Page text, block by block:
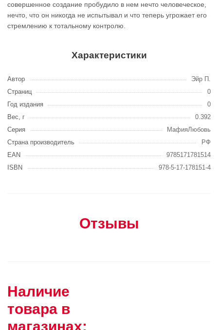
совершенное создание пробудило в нем нечто человеческое,
нечто, что он никогда не испытывал и что теперь угрожает его
стремлению к тотальному контролю.
Характеристики
Автор
Эйр П.
Страниц
0
Год издания
0
Вес, г
0.392
Серия
МафияЛюбовь
Страна производитель
РФ
EAN
9785171781514
ISBN
978-5-17-178151-4
Отзывы
Наличие
товара в
магазинах: